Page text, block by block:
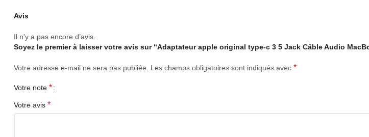
Avis
Il n’y a pas encore d’avis.
Soyez le premier à laisser votre avis sur “Adaptateur apple original type-c 3 5 Jack Câble Audio
Votre adresse e-mail ne sera pas publiée. Les champs obligatoires sont indiqués avec *
Votre note *
Votre avis *